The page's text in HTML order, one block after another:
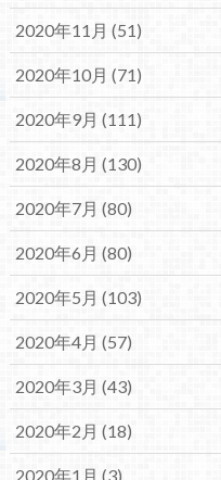
2020年11月 (51)
2020年10月 (71)
2020年9月 (111)
2020年8月 (130)
2020年7月 (80)
2020年6月 (80)
2020年5月 (103)
2020年4月 (57)
2020年3月 (43)
2020年2月 (18)
2020年1月 (3)